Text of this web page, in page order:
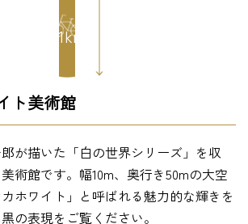
2.1km
ト美術館
が描いた「白の世界シリーズ」を収
術館です。幅10m、奥行き50mの大空
ホワイト」と呼ばれる魅力的な輝きを
の表現をご覧ください。